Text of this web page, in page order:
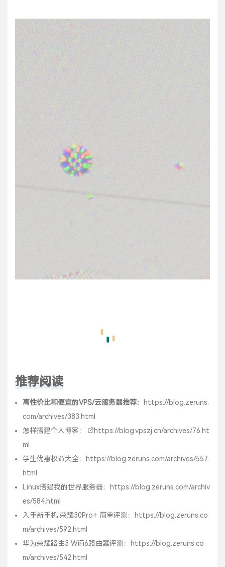
推荐阅读
高性价比和便宜的VPS/云服务器推荐：
https://blog.zeruns.
com/archives/383.html
怎样搭建个人博客：
https://blog.vpszj.cn/archives/76.ht
ml
学生优惠权益大全：
https://blog.zeruns.com/archives/557.
html
Linux搭建我的世界服务器：
https://blog.zeruns.com/archiv
es/584.html
入手新手机 荣耀30Pro+ 简单评测：
https://blog.zeruns.co
m/archives/592.html
华为荣耀路由3 WiFi6路由器评测：
https://blog.zeruns.co
m/archives/542.html